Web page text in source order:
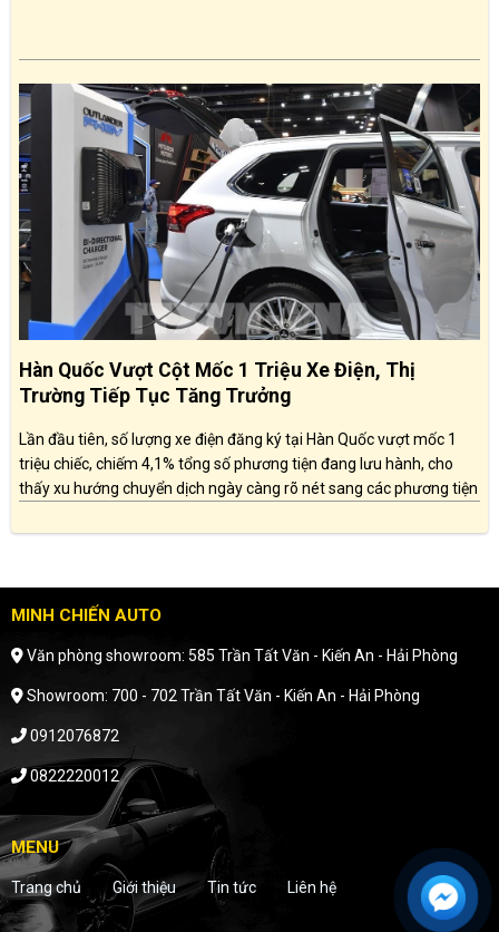
Hàn Quốc Vượt Cột Mốc 1 Triệu Xe Điện, Thị
Trường Tiếp Tục Tăng Trưởng
Lần đầu tiên, số lượng xe điện đăng ký tại Hàn Quốc vượt mốc 1
triệu chiếc, chiếm 4,1% tổng số phương tiện đang lưu hành, cho
thấy xu hướng chuyển dịch ngày càng rõ nét sang các phương tiện
MINH CHIẾN AUTO
Văn phòng showroom: 585 Trần Tất Văn - Kiến An - Hải Phòng
Showroom: 700 - 702 Trần Tất Văn - Kiến An - Hải Phòng
0912076872
0822220012
MENU
Trang chủ Giới thiệu Tin tức Liên hệ